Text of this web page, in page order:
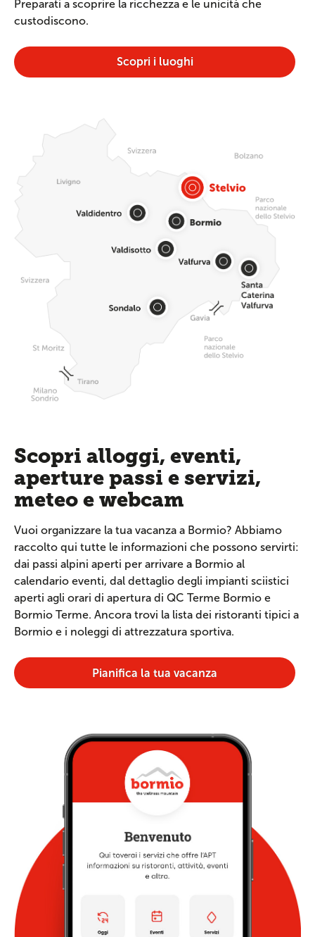
Preparati a scoprire la ricchezza e le unicità che
custodiscono.
Scopri i luoghi
Scopri alloggi, eventi,
aperture passi e servizi,
meteo e webcam
Vuoi organizzare la tua vacanza a Bormio? Abbiamo
raccolto qui tutte le informazioni che possono servirti:
dai passi alpini aperti per arrivare a Bormio al
calendario eventi, dal dettaglio degli impianti sciistici
aperti agli orari di apertura di QC Terme Bormio e
Bormio Terme. Ancora trovi la lista dei ristoranti tipici a
Bormio e i noleggi di attrezzatura sportiva.
Pianifica la tua vacanza